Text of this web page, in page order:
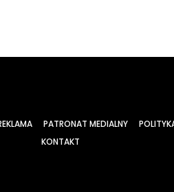
PATRONAT MEDIALNY
KONTAKT